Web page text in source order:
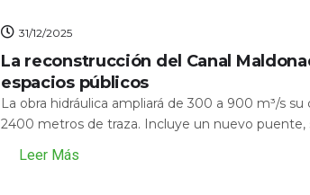
31/12/2025
La reconstrucción del Canal
espacios públicos
La obra hidráulica ampliará de 300 a 900 m³/s
2400 metros de traza. Incluye un nuevo puente,
Leer Más